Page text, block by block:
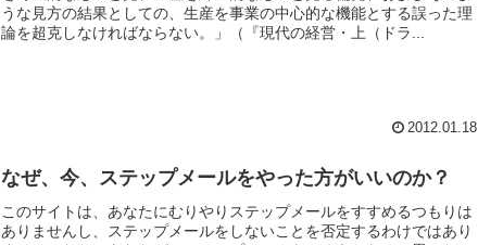
うな見方の結果としての、生産を事業の中心的な機能とする誤った理
論を超克しなければならない。」（『現代の経営・上（ドラ...
2012.01.18
なぜ、今、ステップメールをやった方がいいのか？
このサイトは、あなたにむりやりステップメールをすすめるつもりは
ありませんし、ステップメールをしないことを否定するわけではあり